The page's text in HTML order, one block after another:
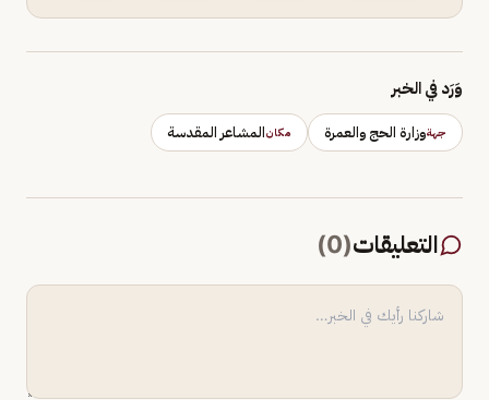
وَرَد في الخبر
جهةوزارة الحج والعمرة مكانالمشاعر المقدسة
التعليقات(
0
)